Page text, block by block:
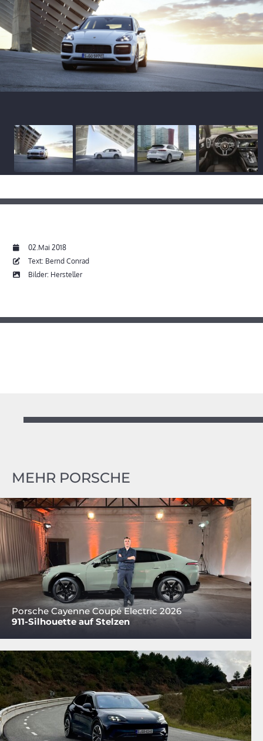
02.Mai 2018
Text: Bernd Conrad
Bilder: Hersteller
MEHR PORSCHE
Porsche Cayenne Coupé Electric 2026
911-Silhouette auf Stelzen